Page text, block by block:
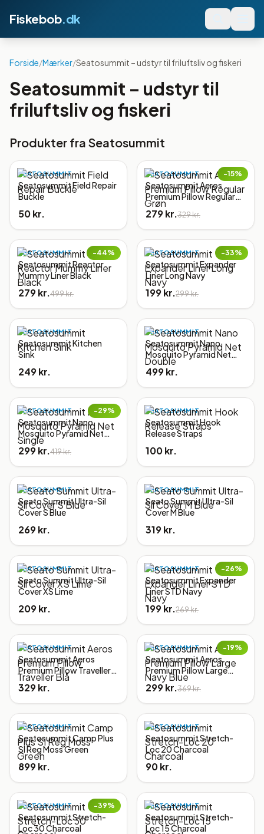
Fiskebob.dk
Forside/Mærker/Seatosummit – udstyr til friluftsliv og fiskeri
Seatosummit – udstyr til
friluftsliv og fiskeri
Produkter fra Seatosummit
SEATOSUMMIT
Seatosummit Field Repair
Buckle
50 kr.
−15%
SEATOSUMMIT
Seatosummit Aeros
Premium Pillow Regular
Grøn
279 kr.329 kr.
−44%
SEATOSUMMIT
Seatosummit Reactor
Mummy Liner Black
279 kr.499 kr.
−33%
SEATOSUMMIT
Seatosummit Expander
Liner Long Navy
199 kr.299 kr.
SEATOSUMMIT
Seatosummit Kitchen
Sink
249 kr.
SEATOSUMMIT
Seatosummit Nano
Mosquito Pyramid Net
Double
499 kr.
−29%
SEATOSUMMIT
Seatosummit Nano
Mosquito Pyramid Net
Single
299 kr.419 kr.
SEATOSUMMIT
Seatosummit Hook
Release Straps
100 kr.
SEATOSUMMIT
Seato Summit Ultra-Sil
Cover S Blue
269 kr.
SEATOSUMMIT
Seato Summit Ultra-Sil
Cover M Blue
319 kr.
SEATOSUMMIT
Seato Summit Ultra-Sil
Cover XS Lime
209 kr.
−26%
SEATOSUMMIT
Seatosummit Expander
Liner STD Navy
199 kr.269 kr.
SEATOSUMMIT
Seatosummit Aeros
Premium Pillow Traveller
Blå
329 kr.
−19%
SEATOSUMMIT
Seatosummit Aeros
Premium Pillow Large
Navy Blue
299 kr.369 kr.
SEATOSUMMIT
Seatosummit Camp Plus
SI Reg Moss Green
899 kr.
SEATOSUMMIT
Seatosummit Stretch-
Loc 20 Charcoal
90 kr.
−39%
SEATOSUMMIT
Seatosummit Stretch-
Loc 30 Charcoal
SEATOSUMMIT
Seatosummit Stretch-
Loc 15 Charcoal